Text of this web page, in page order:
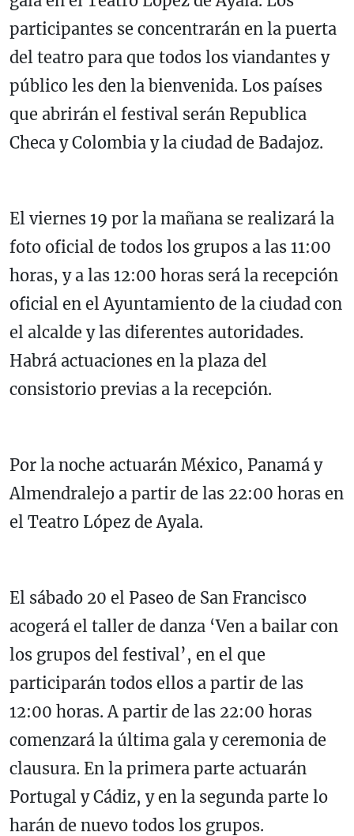
participantes se concentrarán en la puerta
del teatro para que todos los viandantes y
público les den la bienvenida. Los países
que abrirán el festival serán Republica
Checa y Colombia y la ciudad de Badajoz.
El viernes 19 por la mañana se realizará la
foto oficial de todos los grupos a las 11:00
horas, y a las 12:00 horas será la recepción
oficial en el Ayuntamiento de la ciudad con
el alcalde y las diferentes autoridades.
Habrá actuaciones en la plaza del
consistorio previas a la recepción.
Por la noche actuarán México, Panamá y
Almendralejo a partir de las 22:00 horas en
el Teatro López de Ayala.
El sábado 20 el Paseo de San Francisco
acogerá el taller de danza ‘Ven a bailar con
los grupos del festival’, en el que
participarán todos ellos a partir de las
12:00 horas. A partir de las 22:00 horas
comenzará la última gala y ceremonia de
clausura. En la primera parte actuarán
Portugal y Cádiz, y en la segunda parte lo
harán de nuevo todos los grupos.